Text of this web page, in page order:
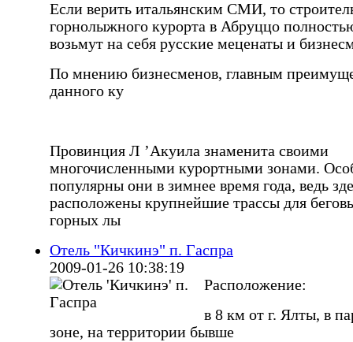
Если верить итальянским СМИ, то
горнолыжного курорта в Абруццо
возьмут на себя русские меценаты и
По мнению бизнесменов, главным
данного ку
Провинция Л ’Акуила знаменита своими
многочисленными курортными зонами.
популярны они в зимнее время года, ведь
расположены крупнейшие трассы для
горных лы
Отель "Кичкинэ" п. Гаспра
2009-01-26 10:38:19
Расположение:
в 8 км от г. Ялты, в
зоне, на территории бывше